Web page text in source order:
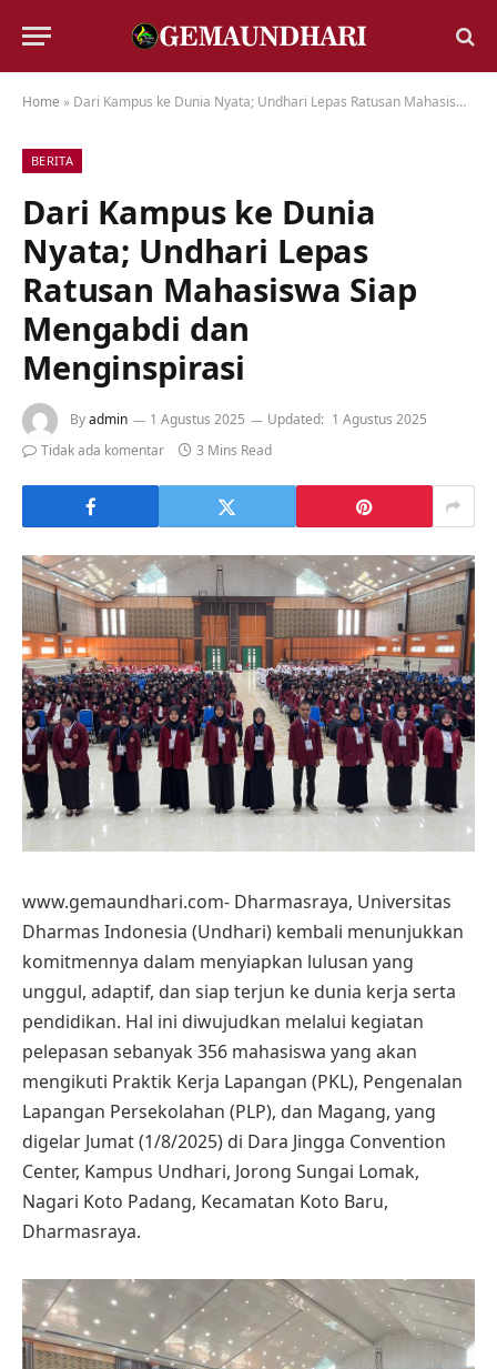
Home » Dari Kampus ke Dunia Nyata; Undhari Lepas Ratusan Mahasiswa Siap Mengabdi dan Menginspirasi
BERITA
Dari Kampus ke Dunia
Nyata; Undhari Lepas
Ratusan Mahasiswa Siap
Mengabdi dan
Menginspirasi
Byadmin 1 Agustus 2025 Updated: 1 Agustus 2025
Tidak ada komentar
3 Mins Read
www.gemaundhari.com- Dharmasraya, Universitas
Dharmas Indonesia (Undhari) kembali menunjukkan
komitmennya dalam menyiapkan lulusan yang
unggul, adaptif, dan siap terjun ke dunia kerja serta
pendidikan. Hal ini diwujudkan melalui kegiatan
pelepasan sebanyak 356 mahasiswa yang akan
mengikuti Praktik Kerja Lapangan (PKL), Pengenalan
Lapangan Persekolahan (PLP), dan Magang, yang
digelar Jumat (1/8/2025) di Dara Jingga Convention
Center, Kampus Undhari, Jorong Sungai Lomak,
Nagari Koto Padang, Kecamatan Koto Baru,
Dharmasraya.